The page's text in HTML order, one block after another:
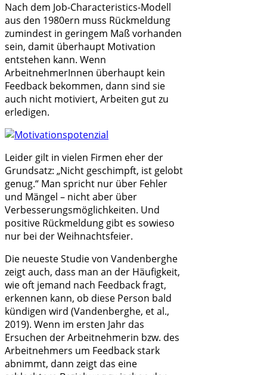
Nach dem Job-Characteristics-Modell
aus den 1980ern muss Rückmeldung
zumindest in geringem Maß vorhanden
sein, damit überhaupt Motivation
entstehen kann. Wenn
ArbeitnehmerInnen überhaupt kein
Feedback bekommen, dann sind sie
auch nicht motiviert, Arbeiten gut zu
erledigen.
Leider gilt in vielen Firmen eher der
Grundsatz: „Nicht geschimpft, ist gelobt
genug.“ Man spricht nur über Fehler
und Mängel – nicht aber über
Verbesserungsmöglichkeiten. Und
positive Rückmeldung gibt es sowieso
nur bei der Weihnachtsfeier.
Die neueste Studie von Vandenberghe
zeigt auch, dass man an der Häufigkeit,
wie oft jemand nach Feedback fragt,
erkennen kann, ob diese Person bald
kündigen wird (Vandenberghe, et al.,
2019). Wenn im ersten Jahr das
Ersuchen der Arbeitnehmerin bzw. des
Arbeitnehmers um Feedback stark
abnimmt, dann zeigt das eine